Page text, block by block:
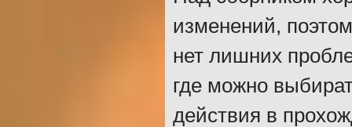
изменений,
нет лишних
где можно
действия в